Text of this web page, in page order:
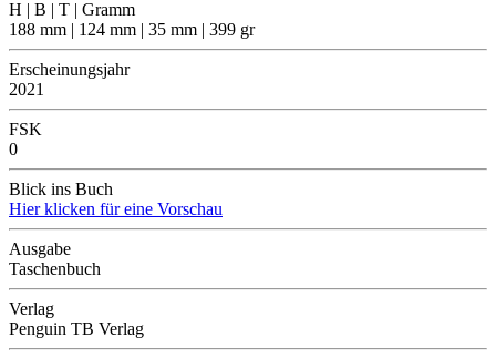
H | B | T | Gramm
188 mm | 124 mm | 35 mm | 399 gr
Erscheinungsjahr
2021
FSK
0
Blick ins Buch
Hier klicken für eine Vorschau
Ausgabe
Taschenbuch
Verlag
Penguin TB Verlag